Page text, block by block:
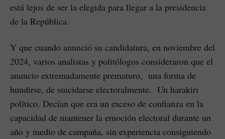
está lejos de ser la elegida para llegar a la presidencia
de la República.
Y que cuando anunció su candidatura, en noviembre del
2024, varios analistas y politólogos consideraron que el
anuncio extremadamente prematuro, una forma de
hundirse, de suicidarse electoralmente. Un harakiri
político. Decían que era un exceso de confianza en la
capacidad de mantener la emoción electoral durante un
año y medio de campaña, sin experiencia consiguiendo